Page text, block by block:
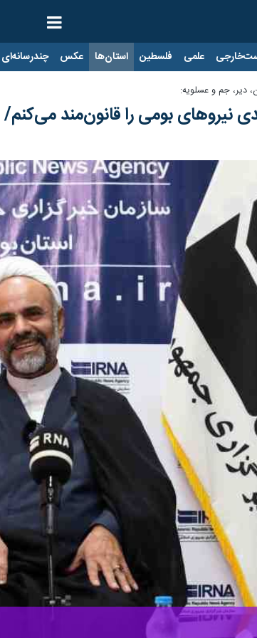
علمی فلسطین استان‌ها عکس چندرسانه‌ای
دیر، جم و عسلویه: